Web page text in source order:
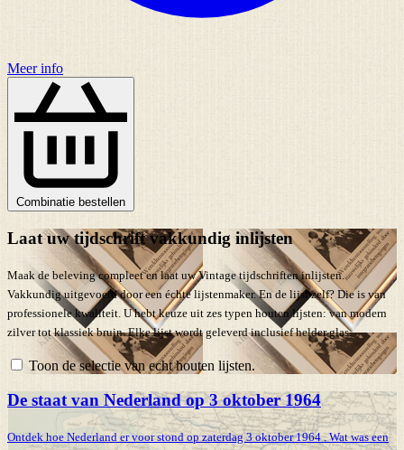
Meer info
Combinatie bestellen
Laat uw tijdschrift vakkundig inlijsten
Maak de beleving compleet en laat uw Vintage tijdschriften inlijsten.
Vakkundig uitgevoerd door een échte lijstenmaker. En de lijst zelf? Die is van
professionele kwaliteit. U hebt keuze uit zes typen houten lijsten: van modern
zilver tot klassiek bruin. Elke lijst wordt geleverd inclusief helder glas.
Toon de selectie van echt houten lijsten.
De staat van Nederland op 3 oktober 1964
Ontdek hoe Nederland er voor stond op zaterdag 3 oktober 1964 . Wat was een